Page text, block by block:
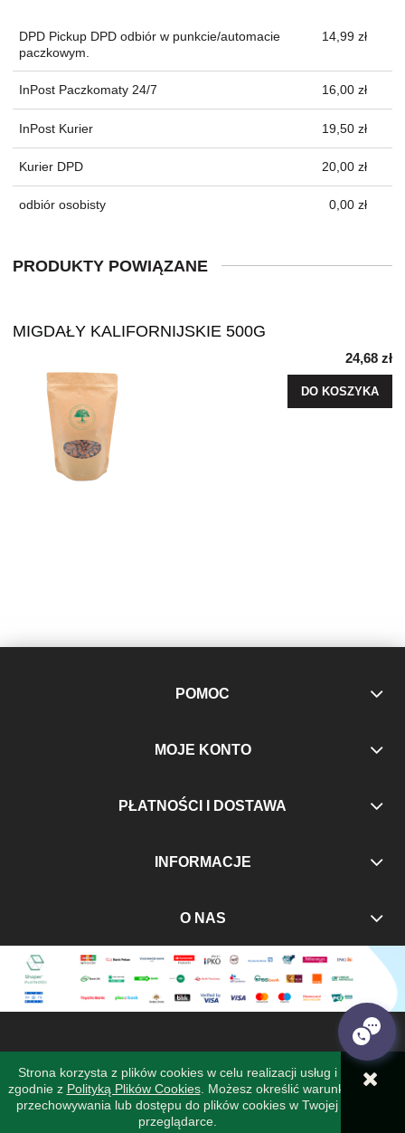
Strona korzysta z plików cookies w celu realizacji usług i
zgodnie z Polityką Plików Cookies. Możesz określić warunki
przechowywania lub dostępu do plików cookies w Twojej
przeglądarce.
DPD Pickup DPD odbiór w punkcie/automacie
paczkowym.
14,99 zł
InPost Paczkomaty 24/7 16,00 zł
InPost Kurier 19,50 zł
Kurier DPD 20,00 zł
odbiór osobisty 0,00 zł
PRODUKTY POWIĄZANE
MIGDAŁY KALIFORNIJSKIE 500G
24,68 zł
DO KOSZYKA
POMOC
MOJE KONTO
PŁATNOŚCI I DOSTAWA
INFORMACJE
O NAS
POKAŻ PEŁNĄ WERSJĘ STRONY
Sklep internetowy Shoper Premium